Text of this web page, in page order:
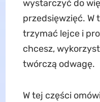
wystarczyć do
przedsięwzięć. W
trzymać lejce i
chcesz,
twórczą odwagę.
W tej części